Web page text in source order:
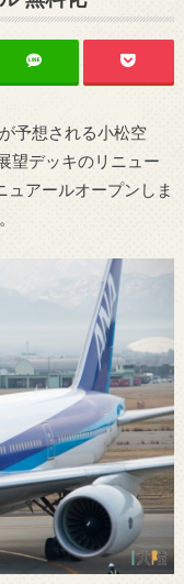
予想される小松空
望デッキのリニュー
アールオープンしま